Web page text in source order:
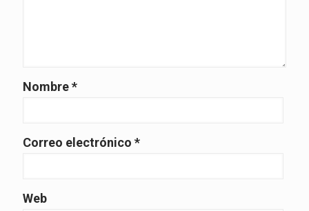
Nombre*
Correo electrónico *
Web